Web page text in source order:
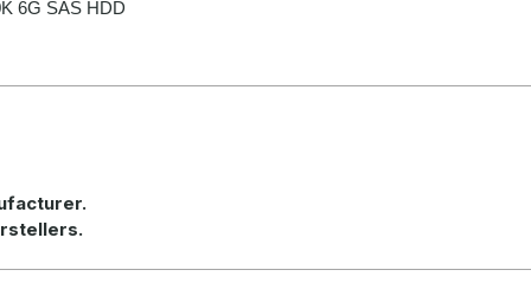
6G SAS HDD